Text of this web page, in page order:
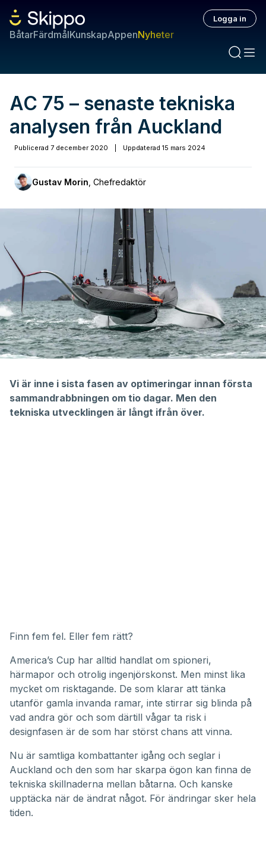
BåtarFärdmålKunskapAppenNyheter
Logga in
AC 75 – senaste tekniska
analysen från Auckland
Publicerad 7 december 2020 Uppdaterad 15 mars 2024
Gustav Morin Chefredaktör
Vi är inne i sista fasen av optimeringar innan första
sammandrabbningen om tio dagar. Men den
tekniska utvecklingen är långt ifrån över.
Finn fem fel. Eller fem rätt?
America’s Cup har alltid handlat om spioneri,
härmapor och otrolig ingenjörskonst. Men minst lika
mycket om risktagande. De som klarar att tänka
utanför gamla invanda ramar, inte stirrar sig blinda på
vad andra gör och som därtill vågar ta risk i
designfasen är de som har störst chans att vinna.
Nu är samtliga kombattanter igång och seglar i
Auckland och den som har skarpa ögon kan finna de
tekniska skillnaderna mellan båtarna. Och kanske
upptäcka när de ändrat något. För ändringar sker hela
tiden.